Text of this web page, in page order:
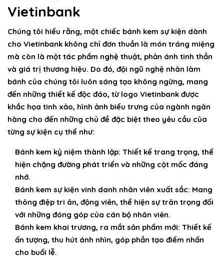
Vietinbank
Chúng tôi hiểu rằng, một chiếc bánh kem sự kiện dành
cho Vietinbank không chỉ đơn thuần là món tráng miệng
mà còn là một tác phẩm nghệ thuật, phản ánh tinh thần
và giá trị thương hiệu. Do đó, đội ngũ nghệ nhân làm
bánh của chúng tôi luôn sáng tạo không ngừng, mang
đến những thiết kế độc đáo, từ logo Vietinbank được
khắc họa tinh xảo, hình ảnh biểu trưng của ngành ngân
hàng cho đến những chủ đề đặc biệt theo yêu cầu của
từng sự kiện cụ thể như:
Bánh kem kỷ niệm thành lập: Thiết kế trang trọng, thể
hiện chặng đường phát triển và những cột mốc đáng
nhớ.
Bánh kem sự kiện vinh danh nhân viên xuất sắc: Mang
thông điệp tri ân, động viên, thể hiện sự trân trọng đối
với những đóng góp của cán bộ nhân viên.
Bánh kem khai trương, ra mắt sản phẩm mới: Thiết kế
ấn tượng, thu hút ánh nhìn, góp phần tạo điểm nhấn
cho buổi lễ.